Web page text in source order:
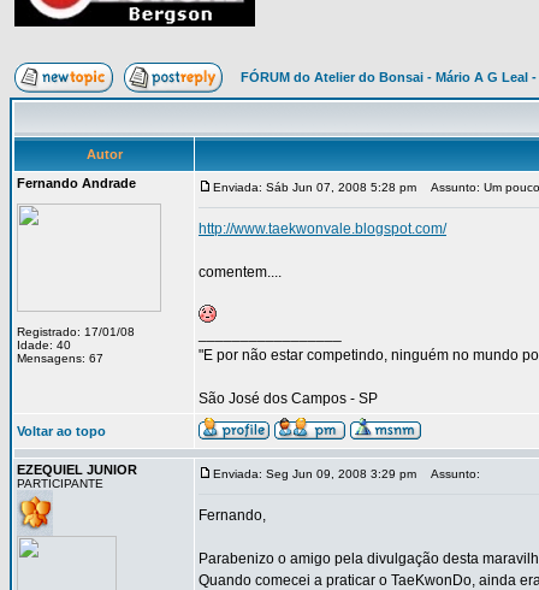
FÓRUM do Atelier do Bonsai - Mário A G Leal
Autor
Fernando Andrade
Registrado: 17/01/08
Idade: 40
Mensagens: 67
Enviada: Sáb Jun 07, 2008 5:28 pm Assunto: Um
http://www.taekwonvale.blogspot.com/
comentem....
"E por não estar competindo, ninguém no mundo
São José dos Campos - SP
Voltar ao topo
EZEQUIEL JUNIOR
PARTICIPANTE
Enviada: Seg Jun 09, 2008 3:29 pm Assunto:
Fernando,
Parabenizo o amigo pela divulgação desta
Quando comecei a praticar o TaeKwonDo, ainda